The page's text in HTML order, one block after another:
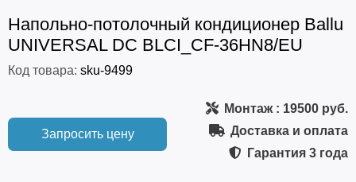
Напольно-потолочный кондиционер Ballu
UNIVERSAL DC BLCI_CF-36HN8/EU
Код товара: sku-9499
Запросить цену
Монтаж: 19500 руб.
Доставка и оплата
Гарантия 3 года